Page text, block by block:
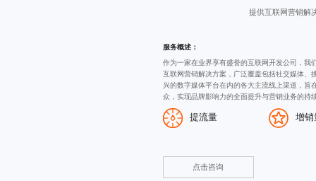
提供互联网营销解
服务概述：
作为一家在业界享有盛誉的互联网开发公司
，我
互联网营销解决方案，广泛覆盖包括社交媒体、
兴的数字媒体平台在内的各大主流线上渠道，旨
众，实现品牌影响力的全面提升与营销业务的持
提流量 增销
点击咨询